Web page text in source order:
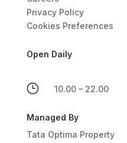
Privacy Policy
Cookies Preferences
Open Daily
} 10.00 – 22.00
Managed By
Tata Optima Property